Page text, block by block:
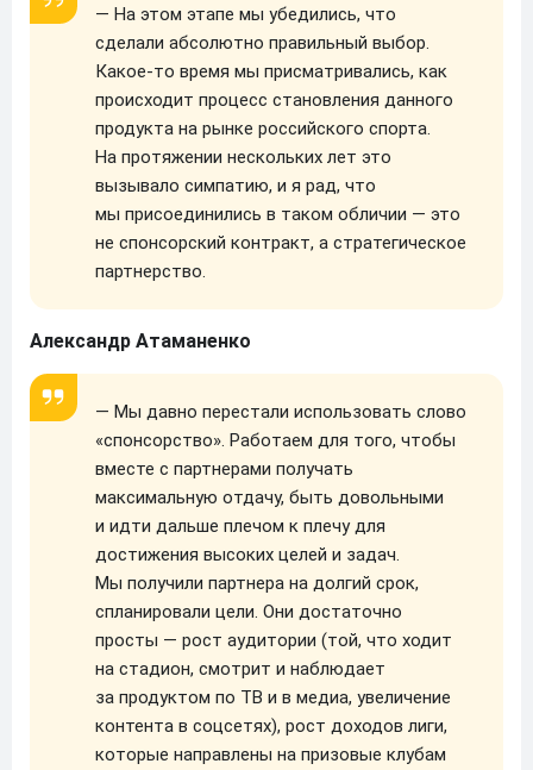
— На этом этапе мы убедились, что
сделали абсолютно правильный выбор.
Какое-то время мы присматривались, как
происходит процесс становления данного
продукта на рынке российского спорта.
На протяжении нескольких лет это
вызывало симпатию, и я рад, что
мы присоединились в таком обличии — это
не спонсорский контракт, а стратегическое
партнерство.
Александр Атаманенко
— Мы давно перестали использовать слово
«спонсорство». Работаем для того, чтобы
вместе с партнерами получать
максимальную отдачу, быть довольными
и идти дальше плечом к плечу для
достижения высоких целей и задач.
Мы получили партнера на долгий срок,
спланировали цели. Они достаточно
просты — рост аудитории (той, что ходит
на стадион, смотрит и наблюдает
за продуктом по ТВ и в медиа, увеличение
контента в соцсетях), рост доходов лиги,
которые направлены на призовые клубам